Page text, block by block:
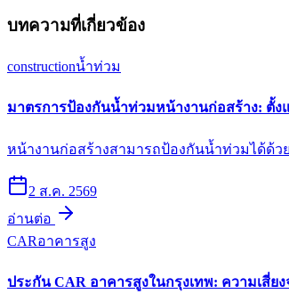
บทความที่เกี่ยวข้อง
constructionน้ำท่วม
มาตรการป้องกันน้ำท่วมหน้างานก่อสร้าง: ตั้ง
หน้างานก่อสร้างสามารถป้องกันน้ำท่วมได้ด้ว
2 ส.ค. 2569
อ่านต่อ
CARอาคารสูง
ประกัน CAR อาคารสูงในกรุงเทพ: ความเสี่ย